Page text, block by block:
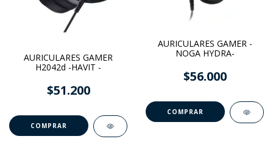
AURICULARES GAMER
H2042d -HAVIT -
$51.200
AURICULARES GAMER -
NOGA HYDRA-
$56.000